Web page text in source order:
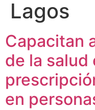
Lagos
Capacitan
de la salud
en